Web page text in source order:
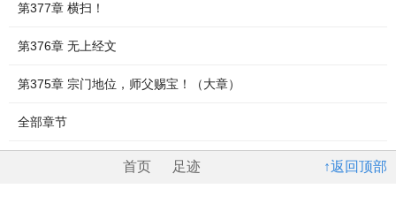
第377章 横扫！
第376章 无上经文
第375章 宗门地位，师父赐宝！（大章）
全部章节
↑返回顶部
首页 足迹